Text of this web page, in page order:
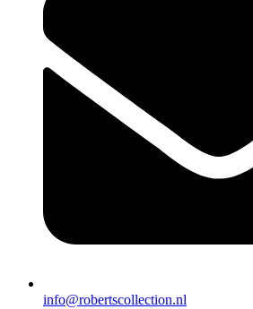
info@robertscollection.nl